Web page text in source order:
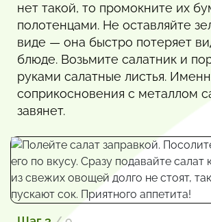
нет такой, то промокните их
полотенцами. Не оставляйте
виде — она быстро потеряет
блюде. Возьмите салатник и
руками салатные листья.
соприкосновения с металлом
завянет.